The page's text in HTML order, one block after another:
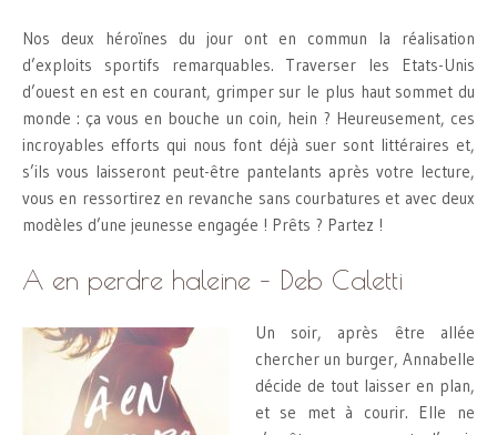
Nos deux héroïnes du jour ont en commun la réalisation
d’exploits sportifs remarquables. Traverser les Etats-Unis
d’ouest en est en courant, grimper sur le plus haut sommet du
monde : ça vous en bouche un coin, hein ? Heureusement, ces
incroyables efforts qui nous font déjà suer sont littéraires et,
s’ils vous laisseront peut-être pantelants après votre lecture,
vous en ressortirez en revanche sans courbatures et avec deux
modèles d’une jeunesse engagée ! Prêts ? Partez !
A en perdre haleine – Deb Caletti
Un soir, après être allée
chercher un burger, Annabelle
décide de tout laisser en plan,
et se met à courir. Elle ne